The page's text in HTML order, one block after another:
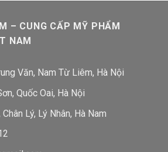
– CUNG CẤP MỸ PHẨM
NAM
Văn, Nam Từ Liêm, Hà Nội
Quốc Oai, Hà Nội
Lý, Lý Nhân, Hà Nam